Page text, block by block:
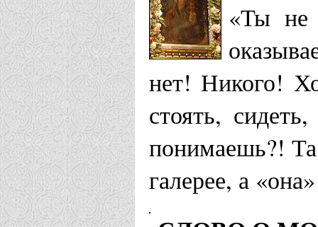
«Ты не
нет! Никого!
стоять,
понимаешь?!
галерее, а